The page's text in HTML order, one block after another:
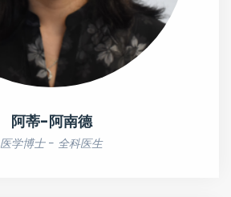
阿蒂-阿南德
医学博士 - 全科医生